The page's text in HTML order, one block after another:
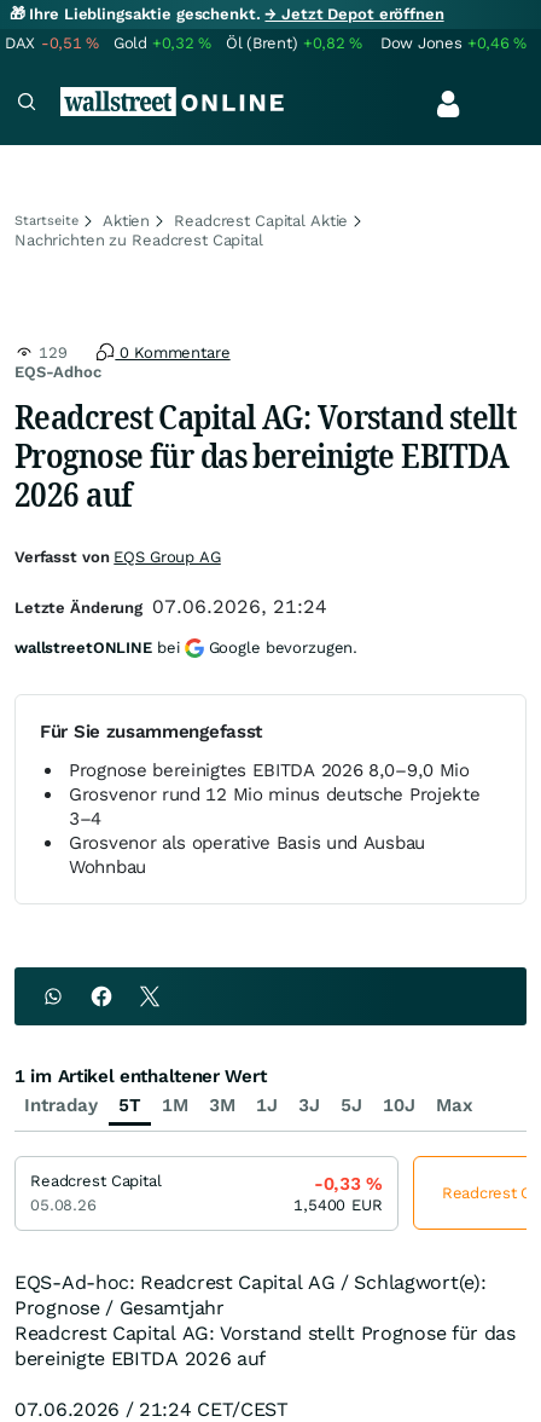
🎁 Ihre Lieblingsaktie geschenkt.→ Jetzt Depot eröffnen
DAX -0,51% Gold +0,32% Öl (Brent) +0,82% Dow Jones +0,46%
Startseite Aktien
Readcrest Capital Aktie
Nachrichten zu Readcrest Capital
EQS-Adhoc
129 0 Kommentare
Readcrest Capital AG: Vorstand stellt
Prognose für das bereinigte EBITDA
2026 auf
Für Sie zusammengefasst
Prognose bereinigtes EBITDA 2026 8,0–9,0 Mio
Grosvenor rund 12 Mio minus deutsche Projekte
3–4
Grosvenor als operative Basis und Ausbau
Wohnbau
EQS-Ad-hoc: Readcrest Capital AG / Schlagwort(e):
Prognose / Gesamtjahr
Readcrest Capital AG: Vorstand stellt Prognose für das
bereinigte EBITDA 2026 auf
07.06.2026 / 21:24 CET/CEST
Verfasst von EQS Group AG
Letzte Änderung 07.06.2026, 21:24
wallstreetONLINE bei Google bevorzugen.
Intraday 5T 1M 3M 1J 3J 5J 10J Max
1 im Artikel enthaltener Wert
Readcrest Capital
05.08.26
-0,33%
1,5400 EUR
Readcrest